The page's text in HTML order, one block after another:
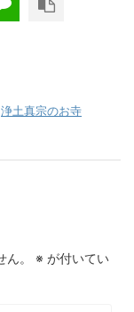
浄土真宗のお寺
。 ※ が付いてい